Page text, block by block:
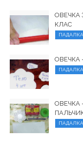
ОВЕЧКА
КЛАС
ПАДАЛКА
ОВЕЧКА
ПАДАЛКА
ОВЕЧКА
ПАДАЛКА